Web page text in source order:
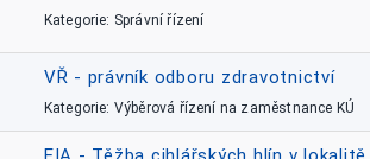
Kategorie: Správní řízení
VŘ - právník odboru zdravotnictví
Kategorie: Výběrová řízení na zaměstnance KÚ